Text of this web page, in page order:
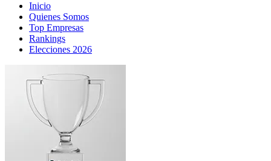
Inicio
Quienes Somos
Top Empresas
Rankings
Elecciones 2026